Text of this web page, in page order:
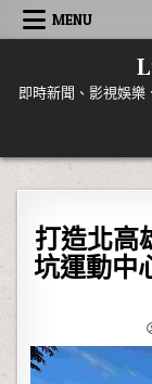
Skip to content
MENU
即時新聞、影視娛
打造北高
坑運動中